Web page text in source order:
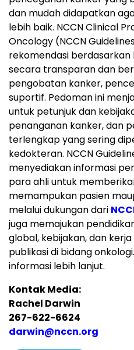
dan mudah didapatkan
lebih baik. NCCN Clinical
Oncology (NCCN
rekomendasi
secara transparan dan
pengobatan kanker,
suportif. Pedoman ini
untuk petunjuk dan
penanganan kanker, dan
terlengkap yang sering
kedokteran. NCCN
menyediakan informasi
para ahli untuk
memampukan pasien
melalui dukungan dari
juga memajukan
global, kebijakan, dan
publikasi di bidang
informasi lebih lanjut.
Kontak Media:
Rachel Darwin
267-622-6624
darwin@nccn.org